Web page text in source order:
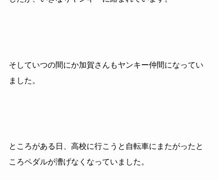
そしていつの間にか加賀さんもヤンキー仲間になってい
ました。
ところがある日、高校に行こうと自転車にまたがったと
ころペダルが漕げなくなっていました。